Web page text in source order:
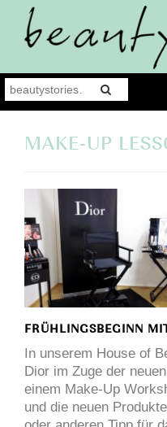
MAKE-UP
FRÜHLINGSBEGINN
In unserem House of
Dior im Zuge der
einem Make-Up
und die neuen